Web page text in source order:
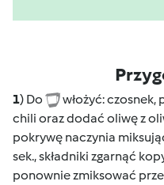
1) Do
włożyć:
chili oraz dodać oliwę z
pokrywę naczynia
sek., składniki zgarnąć
ponownie zmiksować